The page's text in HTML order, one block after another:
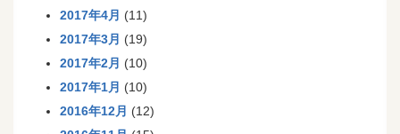
2017年4月 (11)
2017年3月 (19)
2017年2月 (10)
2017年1月 (10)
2016年12月 (12)